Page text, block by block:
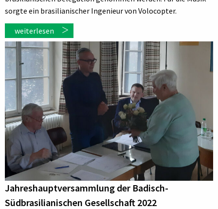
sorgte ein brasilianischer Ingenieur von Volocopter.
weiterlesen
Jahreshauptversammlung der Badisch-
Südbrasilianischen Gesellschaft 2022